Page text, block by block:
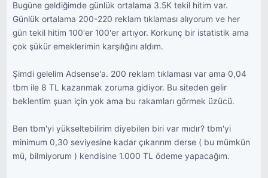
Bugüne geldiğimde günlük ortalama 3.5K tekil hitim var.
Günlük ortalama 200-220 reklam tıklaması alıyorum ve her
gün tekil hitim 100'er 100'er artıyor. Korkunç bir istatistik ama
çok şükür emeklerimin karşılığını aldım.
Şimdi gelelim Adsense'a. 200 reklam tıklaması var ama 0,04
tbm ile 8 TL kazanmak zoruma gidiyor. Bu siteden gelir
beklentim şuan için yok ama bu rakamları görmek üzücü.
Ben tbm'yi yükseltebilirim diyebilen biri var mıdır? tbm'yi
minimum 0,30 seviyesine kadar çıkarırım derse ( bu mümkün
mü, bilmiyorum ) kendisine 1.000 TL ödeme yapacağım.